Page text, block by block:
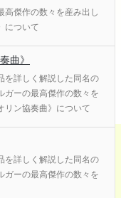
高傑作の数々を産み出し
について
曲》
を詳しく解説した同名の
ガーの最高傑作の数々を
リン協奏曲》について
を詳しく解説した同名の
ガーの最高傑作の数々を